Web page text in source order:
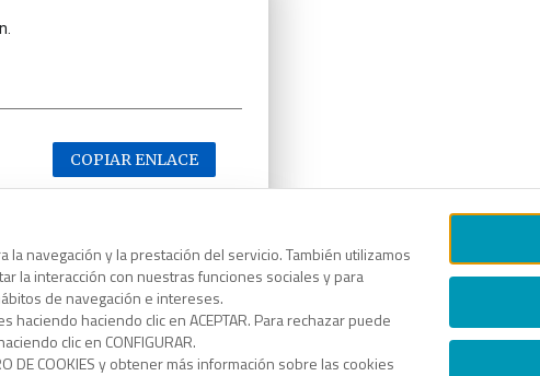
navegación y la prestación del servicio. También utilizamos
la interacción con nuestras funciones sociales y para
de navegación e intereses.
haciendo clic en ACEPTAR. Para rechazar puede
clic en CONFIGURAR.
COOKIES y obtener más información sobre las cookies
COPIAR ENLACE